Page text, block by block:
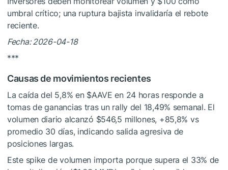
umbral crítico; una ruptura bajista invalidaría el rebote
reciente.
Fecha: 2026-04-18
***
Causas de movimientos recientes
La caída del 5,8% en $AAVE en 24 horas responde a
tomas de ganancias tras un rally del 18,49% semanal. El
volumen diario alcanzó $546,5 millones, +85,8% vs
promedio 30 días, indicando salida agresiva de
posiciones largas.
Este spike de volumen importa porque supera el 33% de